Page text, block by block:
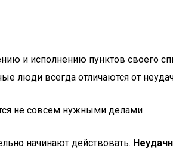
и исполнению пунктов своего
всегда отличаются от
не совсем нужными делами
начинают действовать.